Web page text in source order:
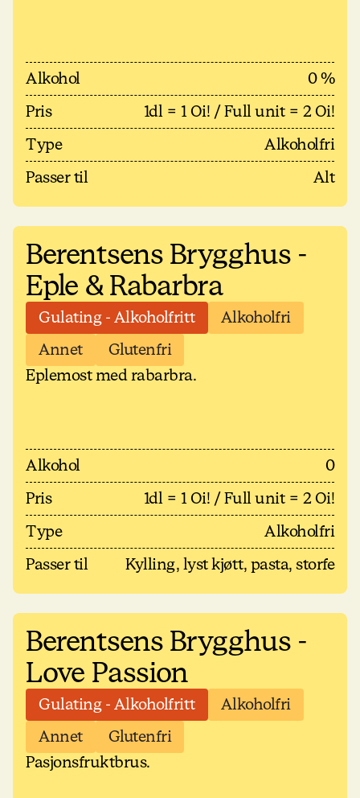
Alkohol
0 %
Pris
1dl = 1 Oi! / Full unit = 2 Oi!
Type
Alkoholfri
Passer til
Alt
Berentsens Brygghus -
Eple & Rabarbra
Gulating - Alkoholfritt
Alkoholfri
Annet
Glutenfri
Eplemost med rabarbra.
Alkohol
0
Pris
1dl = 1 Oi! / Full unit = 2 Oi!
Type
Alkoholfri
Passer til
Kylling, lyst kjøtt, pasta, storfe
Berentsens Brygghus -
Love Passion
Gulating - Alkoholfritt
Alkoholfri
Annet
Glutenfri
Pasjonsfruktbrus.